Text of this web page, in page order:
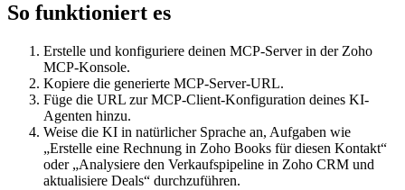
So funktioniert es
Erstelle und konfiguriere deinen MCP-Server in der Zoho
MCP-Konsole.
Kopiere die generierte MCP-Server-URL.
Füge die URL zur MCP-Client-Konfiguration deines KI-
Agenten hinzu.
Weise die KI in natürlicher Sprache an, Aufgaben wie
„Erstelle eine Rechnung in Zoho Books für diesen Kontakt“
oder „Analysiere den Verkaufspipeline in Zoho CRM und
aktualisiere Deals“ durchzuführen.